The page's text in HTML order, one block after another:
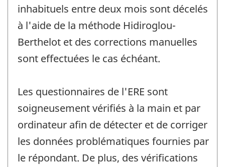
inhabituels entre deux mois sont décelés
à l'aide de la méthode Hidiroglou-
Berthelot et des corrections manuelles
sont effectuées le cas échéant.
Les questionnaires de l'ERE sont
soigneusement vérifiés à la main et par
ordinateur afin de détecter et de corriger
les données problématiques fournies par
le répondant. De plus, des vérifications